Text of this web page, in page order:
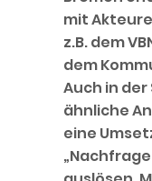
mit
z.B. dem
dem
Auch in
ähnliche
eine